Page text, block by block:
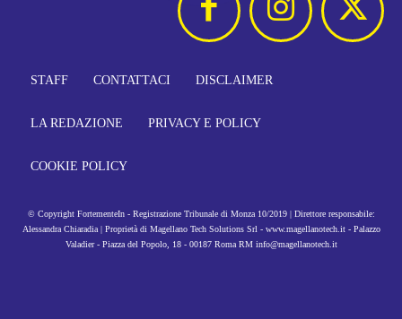
STAFF CONTATTACI DISCLAIMER
LA REDAZIONE PRIVACY E POLICY
COOKIE POLICY
© Copyright FortementeIn - Registrazione Tribunale di Monza 10/2019 | Direttore responsabile:
Alessandra Chiaradia | Proprietà di Magellano Tech Solutions Srl - www.magellanotech.it - Palazzo
Valadier - Piazza del Popolo, 18 - 00187 Roma RM info@magellanotech.it